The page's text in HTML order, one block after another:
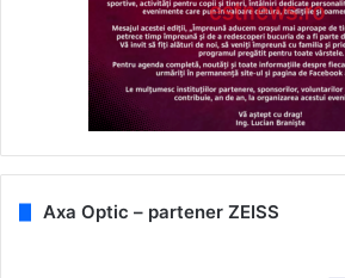
Axa Optic – partener ZEISS